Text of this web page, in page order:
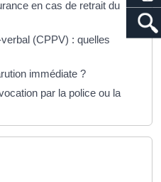
en cas de retrait du
(CPPV) : quelles
immédiate ?
par la police ou la